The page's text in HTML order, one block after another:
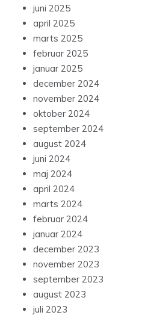
juni 2025
april 2025
marts 2025
februar 2025
januar 2025
december 2024
november 2024
oktober 2024
september 2024
august 2024
juni 2024
maj 2024
april 2024
marts 2024
februar 2024
januar 2024
december 2023
november 2023
september 2023
august 2023
juli 2023